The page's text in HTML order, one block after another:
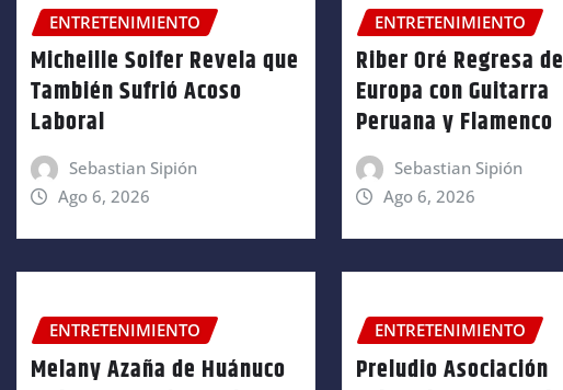
ENTRETENIMIENTO
Micheille Soifer Revela que
También Sufrió Acoso
Laboral
Sebastian Sipión
Ago 6, 2026
ENTRETENIMIENTO
Riber Oré Regresa de
Europa con Guitarra
Peruana y Flamenco
Sebastian Sipión
Ago 6, 2026
ENTRETENIMIENTO
Melany Azaña de Huánuco
ENTRETENIMIENTO
Preludio Asociación